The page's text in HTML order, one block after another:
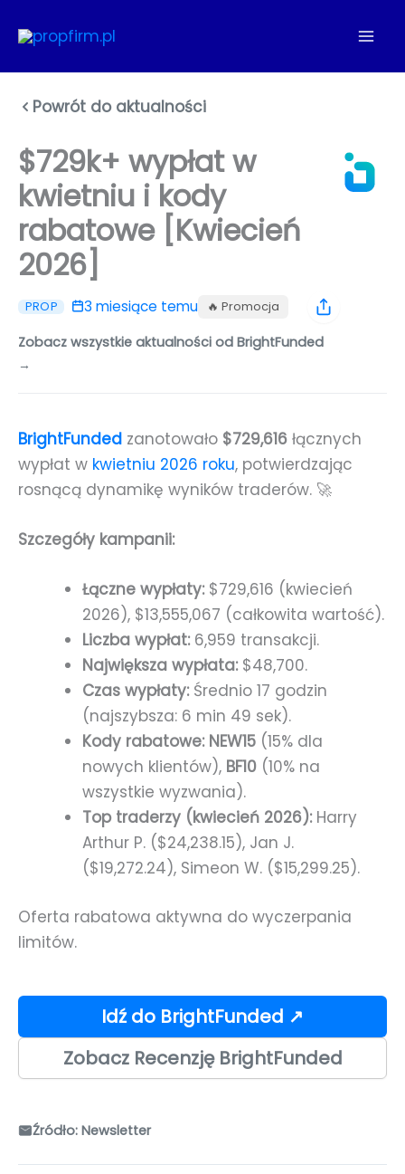
do
Powrót do aktualności
$729k+ wypłat w
kwietniu i kody
rabatowe [Kwiecień
2026]
PROP 3 miesiące temu 🔥 Promocja
Zobacz wszystkie aktualności od BrightFunded
→
BrightFunded zanotowało $729,616 łącznych
wypłat w kwietniu 2026 roku, potwierdzając
rosnącą dynamikę wyników traderów. 🚀
Szczegóły kampanii:
Łączne wypłaty:$729,616 (kwiecień
2026), $13,555,067 (całkowita wartość).
Liczba wypłat:6,959 transakcji.
Największa wypłata:$48,700.
Czas wypłaty:Średnio 17 godzin
(najszybsza: 6 min 49 sek).
Kody rabatowe: NEW15 (15% dla
nowych klientów), BF10 (10% na
wszystkie wyzwania).
Top traderzy (kwiecień 2026):Harry
Arthur P. ($24,238.15), Jan J.
($19,272.24), Simeon W. ($15,299.25).
Oferta rabatowa aktywna do wyczerpania
limitów.
Idź do BrightFunded ↗
Zobacz Recenzję BrightFunded
Źródło: Newsletter